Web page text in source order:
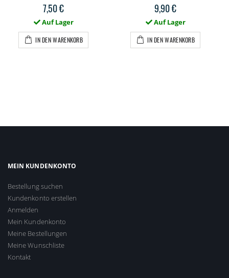
7,50 €
Auf Lager
IN DEN WARENKORB
9,90 €
Auf Lager
IN DEN WARENKORB
MEIN KUNDENKONTO
Bestellung suchen
Kundenkonto erstellen
Anmelden
Mein Kundenkonto
Meine Bestellungen
Meine Wunschliste
Kontakt